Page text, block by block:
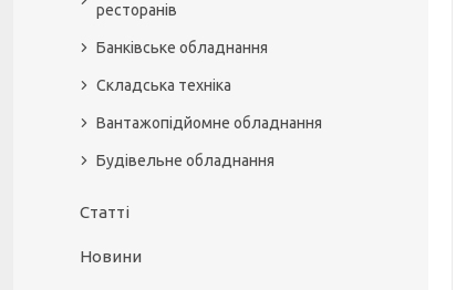
ресторанів
Банківське обладнання
Складська техніка
Вантажопідйомне обладнання
Будівельне обладнання
Статті
Новини